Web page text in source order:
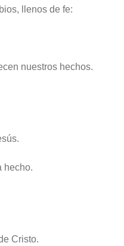
llenos de fe:
nuestros hechos.
hecho.
Cristo.